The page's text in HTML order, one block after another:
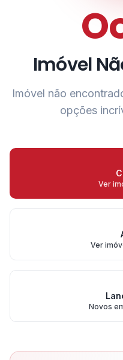
Imóvel
Imóvel não
opções
Ver
Ver
Novos